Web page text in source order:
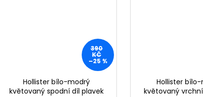
390
KČ
–25 %
Hollister bílo-modrý
květovaný spodní díl plavek
Hollister
květovaný